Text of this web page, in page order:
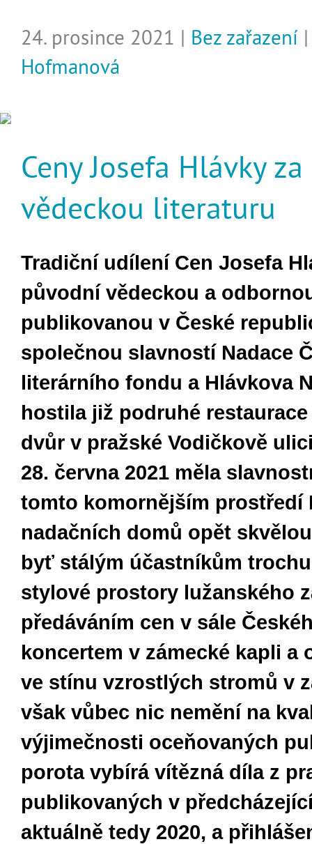
24. prosince 2021 | Bez zařazení
Hofmanová
Ceny Josefa Hlávky
vědeckou literaturu
Tradiční udílení Cen Josefa
původní vědeckou a
publikovanou v České
společnou slavností Nadace
literárního fondu a Hlávkova
hostila již podruhé
dvůr v pražské Vodičkově
28. června 2021 měla
tomto komornějším prostředí
nadačních domů opět
byť stálým účastníkům
stylové prostory lužanského
předáváním cen v sále
koncertem v zámecké kapli a
ve stínu vzrostlých stromů v
však vůbec nic nemění na
výjimečnosti oceňovaných
porota vybírá vítězná díla z
publikovaných v
aktuálně tedy 2020, a